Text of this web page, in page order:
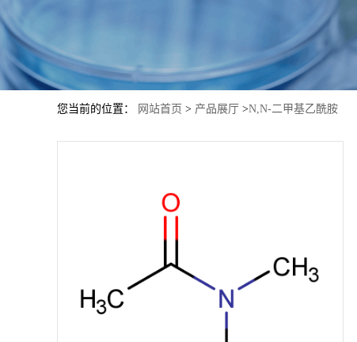
您当前的位置： 网站首页 > 产品展厅 >N,N-二甲基乙酰胺